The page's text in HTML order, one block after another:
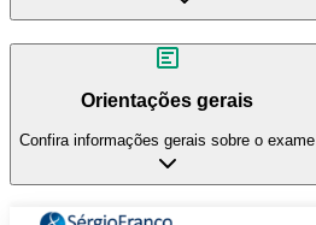
Orientações gerais
Confira informações gerais sobre o exame